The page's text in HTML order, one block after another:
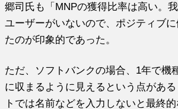
郷司氏も「MNPの獲得比率は高い。
ユーザーがいないので、ポジティブ
たのが印象的であった。
ただ、ソフトバンクの場合、1年で機
に収まるように見えるという点があ
トでは名前などを入力しないと最終